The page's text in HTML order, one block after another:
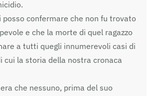
posso confermare che non fu trovato
e che la morte di quel ragazzo
a tutti quegli innumerevoli casi di
la storia della nostra cronaca
che nessuno, prima del suo